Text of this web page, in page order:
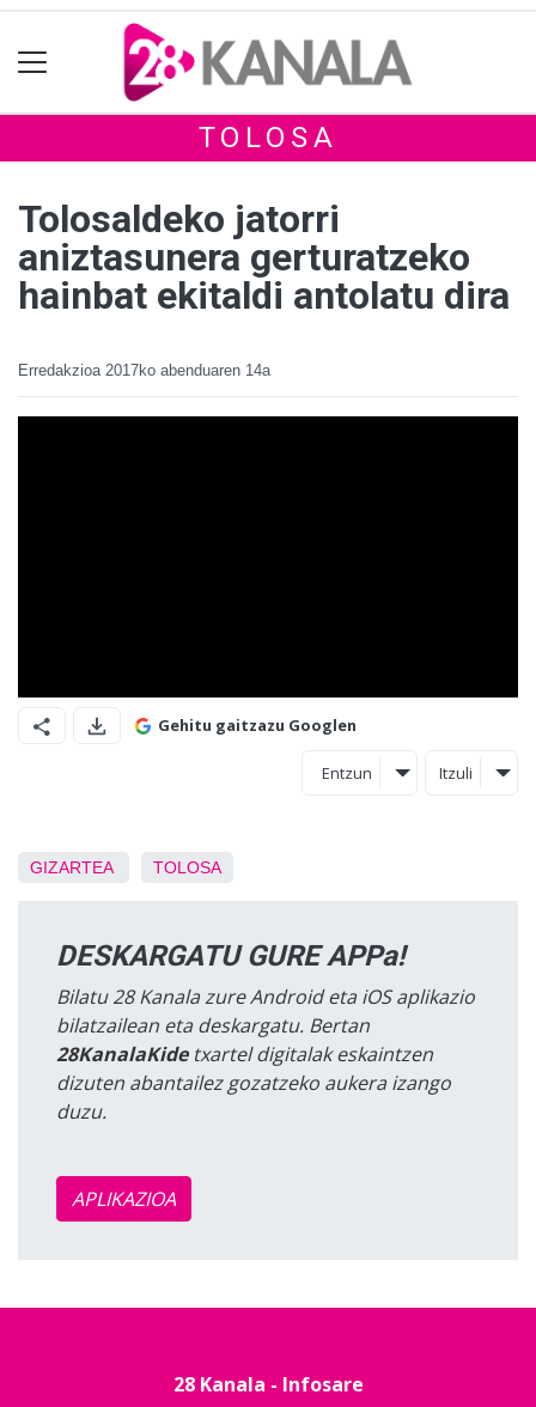
TOLOSA
Tolosaldeko jatorri
aniztasunera gerturatzeko
hainbat ekitaldi antolatu dira
Erredakzioa 2017ko abenduaren 14a
Gehitu gaitzazu Googlen
Entzun Itzuli
GIZARTEA TOLOSA
DESKARGATU GURE APPa!
Bilatu 28 Kanala zure Android eta iOS aplikazio
bilatzailean eta deskargatu. Bertan
28KanalaKidetxartel digitalak eskaintzen
dizuten abantailez gozatzeko aukera izango
duzu.
APLIKAZIOA
28 Kanala - Infosare